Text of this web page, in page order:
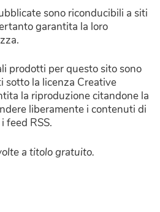
sono riconducibili a siti
garantita la loro
prodotti per questo sito sono
la licenza Creative
la riproduzione citandone la
liberamente i contenuti di
feed RSS.
a titolo gratuito.